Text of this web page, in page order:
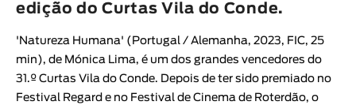
GÉNERO
Ficção
edição do Curtas Vila do Conde.
'Natureza Humana' (Portugal / Alemanha, 2023, FIC, 25
min), de Mónica Lima, é um dos grandes vencedores do
31.º Curtas Vila do Conde. Depois de ter sido premiado no
Festival Regard e no Festival de Cinema de Roterdão, o